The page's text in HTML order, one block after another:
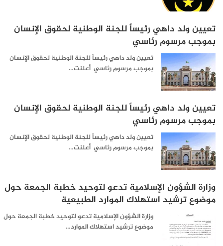
تعيين ولد داهي رئيساً للجنة الوطنية لحقوق الإنسان
بموجب مرسوم رئاسي
تعيين ولد داهي رئيساً للجنة الوطنية لحقوق الإنسان
بموجب مرسوم رئاسي أعلنت…
تعيين ولد داهي رئيساً للجنة الوطنية لحقوق الإنسان
بموجب مرسوم رئاسي
تعيين ولد داهي رئيساً للجنة الوطنية لحقوق الإنسان
بموجب مرسوم رئاسي أعلنت…
وزارة الشؤون الإسلامية تدعو لتوحيد خطبة الجمعة حول
موضوع ترشيد استهلاك الموارد الطبيعية
وزارة الشؤون الإسلامية تدعو لتوحيد خطبة الجمعة حول
موضوع ترشيد استهلاك الموارد…